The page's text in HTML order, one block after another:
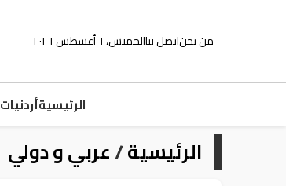
من نحناتصل بناالخميس، ٦ أغسطس ٢٠٢٦
الرئيسيةأردنيات
الرئيسية/عربي و دولي